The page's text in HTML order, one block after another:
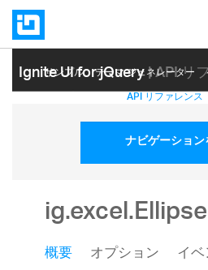
Ignite UI for jQuery| API リ
サンプル テーマ ジェネレーター
ヘルプ トピック API リファレンス
ナビゲーショ
概要 オプション
イ